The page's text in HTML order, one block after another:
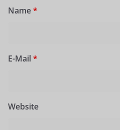
Name*
E-Mail *
Website